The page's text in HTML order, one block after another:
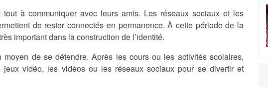
tout à communiquer avec leurs amis. Les réseaux sociaux et les
de rester connectés en permanence. À cette période de la
important dans la construction de l’identité.
moyen de se détendre. Après les cours ou les activités scolaires,
vidéo, les vidéos ou les réseaux sociaux pour se divertir et